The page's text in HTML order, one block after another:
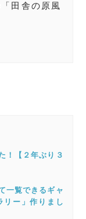
田舎の原風
！【２年ぶり３
一覧できるギャ
リー」作りまし